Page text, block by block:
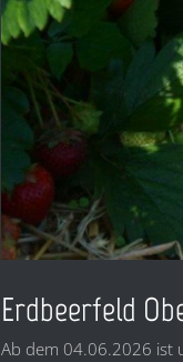
Erdbeerfeld
Ab dem 04.06.2026 ist